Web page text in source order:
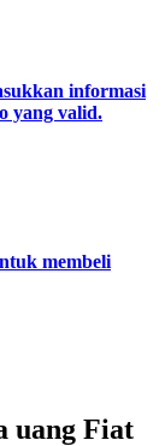
informasi
yang valid.
membeli
uang Fiat